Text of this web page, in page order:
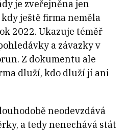
je zveřejněna jen
ještě firma neměla
2022. Ukazuje téměř
a závazky v
Z dokumentu ale
dluží, kdo dluží jí ani
neodevzdává
a tedy nenechává stát